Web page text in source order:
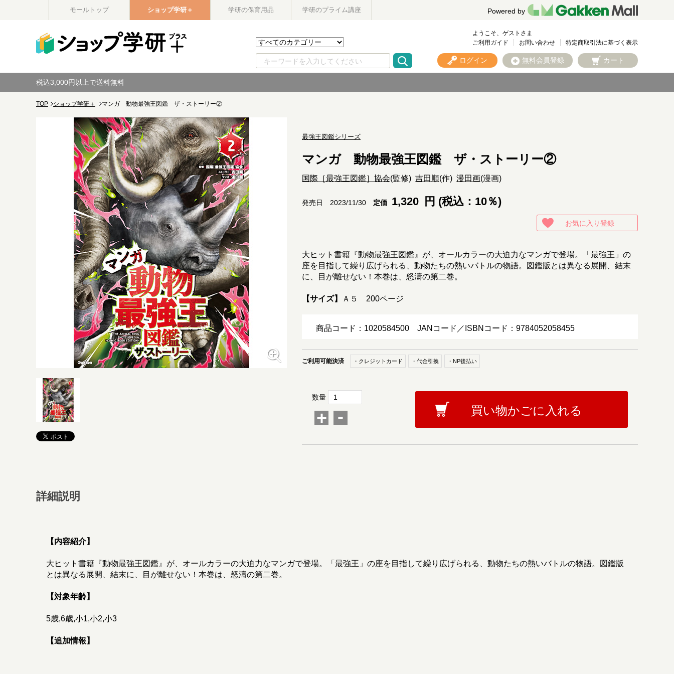
モールトップ ショップ学研＋ 学研の保育用品 学研のプライム講座 Powered by
ようこそ、ゲストさま
ご利用ガイド
お問い合わせ 特定商取引法に基づく表示
ログイン 無料会員登録 カート
税込3,000円以上で送料無料
TOP ショップ学研＋ マンガ 動物最強王図鑑 ザ・ストーリー②
最強王図鑑シリーズ
マンガ 動物最強王図鑑 ザ・ストーリー②
国際［最強王図鑑］協会(監修) 吉田順(作) 漫田画(漫画)
発売日 2023/11/30 定価 1,320 円 (税込：10％)
お気に入り登録
大ヒット書籍『動物最強王図鑑』が、オールカラーの大迫力なマンガで登場。「最強王」の
座を目指して繰り広げられる、動物たちの熱いバトルの物語。図鑑版とは異なる展開、結末
に、目が離せない！本巻は、怒濤の第二巻。
【サイズ】 Ａ５ 200ページ
商品コード：1020584500 JANコード／ISBNコード：9784052058455
ご利用可能決済 ・クレジットカード ・代金引換 ・NP後払い
数量
+ - 買い物かごに入れる
詳細説明
【内容紹介】
大ヒット書籍『動物最強王図鑑』が、オールカラーの大迫力なマンガで登場。「最強王」の座を目指して繰り広げられる、動物たちの熱いバトルの物語。図鑑版
とは異なる展開、結末に、目が離せない！本巻は、怒濤の第二巻。
【対象年齢】
5歳,6歳,小1,小2,小3
【追加情報】